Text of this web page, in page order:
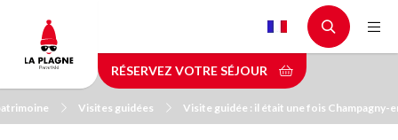
contenu
principal
RÉSERVEZ VOTRE SÉJOUR
Visites guidées Visite guidée : il était une fois Champagny-